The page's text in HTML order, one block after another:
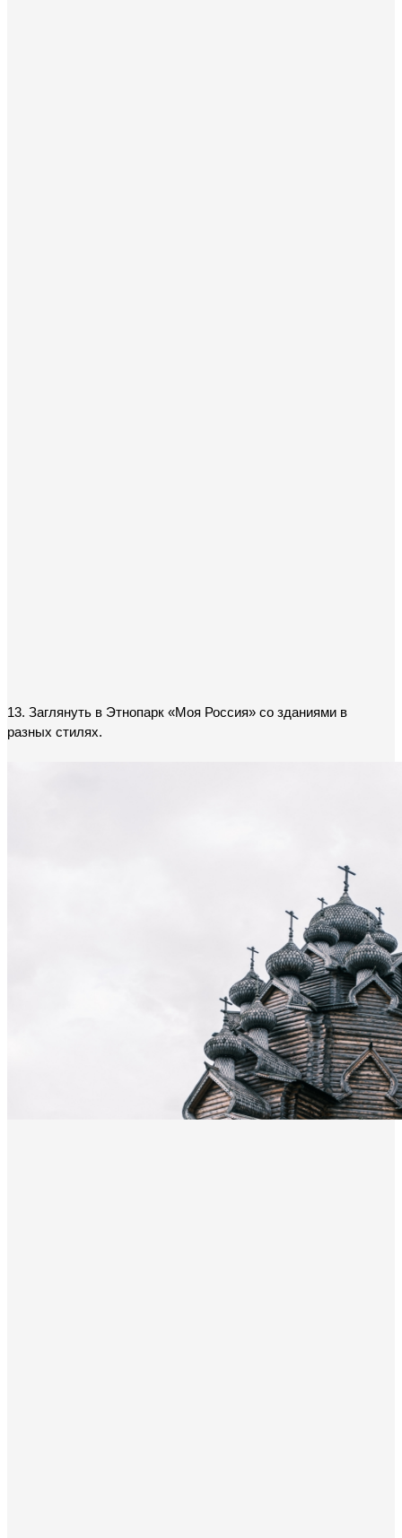
13. Заглянуть в Этнопарк «Моя Россия» со зданиями в
разных стилях.